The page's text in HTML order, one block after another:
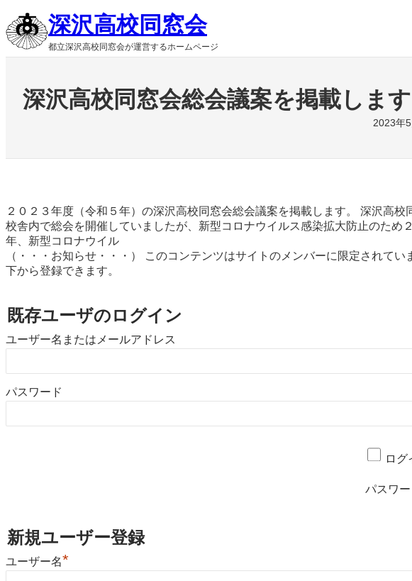
容
を
ス
深沢高校同窓会
都立深沢高校同窓会が運営するホームページ
深沢高校同窓会総会議案を掲載します
2023年
２０２３年度（令和５年）の深沢高校同窓会総会議案を掲載します。 深沢高
校舎内で総会を開催していましたが、新型コロナウイルス感染拡大防止のた
年、新型コロナウイル
（・・・お知らせ・・・） このコンテンツはサイトのメンバーに限定されて
下から登録できます。
既存ユーザのログイン
ユーザー名またはメールアドレス
パスワード
ログ
パスワ
新規ユーザー登録
ユーザー名*